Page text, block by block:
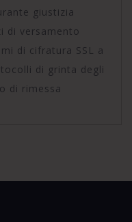
giustizia
di versamento
di cifratura SSL a
di grinta degli
di rimessa